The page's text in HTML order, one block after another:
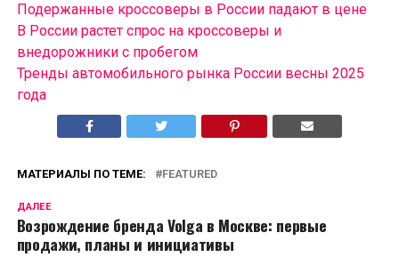
Подержанные кроссоверы в России падают в цене
В России растет спрос на кроссоверы и
внедорожники с пробегом
Тренды автомобильного рынка России весны 2025
года
МАТЕРИАЛЫ ПО ТЕМЕ: FEATURED
ДАЛЕЕ
Возрождение бренда Volga в Москве: первые
продажи, планы и инициативы